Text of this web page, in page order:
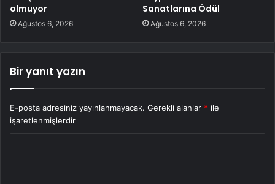
olmuyor
Ağustos 6, 2026
Sanatlarına Ödül
Ağustos 6, 2026
Bir yanıt yazın
E-posta adresiniz yayınlanmayacak. Gerekli alanlar * ile
işaretlenmişlerdir